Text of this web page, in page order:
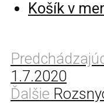
Košík v
1.7.2020
Ďalšie